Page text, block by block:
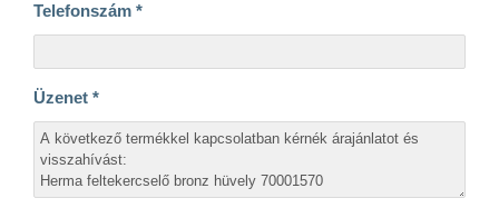
Telefonszám *
Üzenet *